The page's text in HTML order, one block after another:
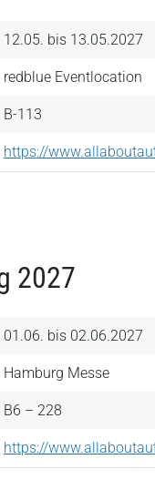
12.05. bis 13.05.2027
redblue Eventlocation
B-113
https://
2027
01.06. bis 02.06.2027
Hamburg Messe
B6 – 228
https://